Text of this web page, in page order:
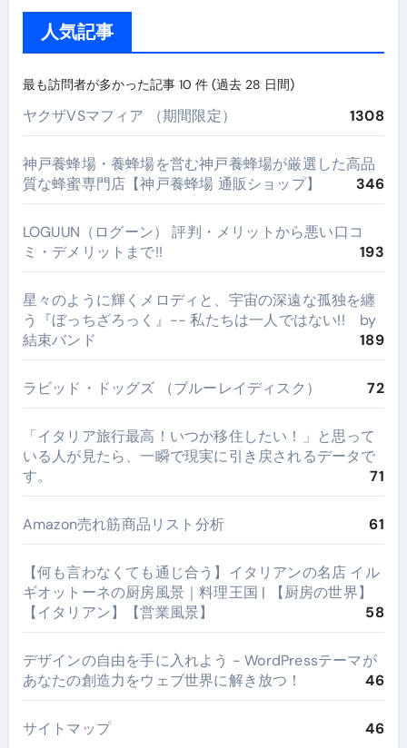
人気記事
最も訪問者が多かった記事 10 件 (過去 28 日間)
ヤクザVSマフィア （期間限定） 1308
神戸養蜂場・養蜂場を営む神戸養蜂場が厳選した高品
質な蜂蜜専門店【神戸養蜂場 通販ショップ】
346
LOGUUN（ログーン） 評判・メリットから悪い口コ
ミ・デメリットまで!!
193
星々のように輝くメロディと、宇宙の深遠な孤独を纏
う『ぼっちざろっく』-- 私たちは一人ではない!! by
結束バンド
189
ラビッド・ドッグズ （ブルーレイディスク） 72
​「イタリア旅行最高！いつか移住したい！」と思って
いる人が見たら、一瞬で現実に引き戻されるデータで
す。
71
Amazon売れ筋商品リスト分析 61
【何も言わなくても通じ合う】イタリアンの名店 イル
ギオットーネの厨房風景｜料理王国 | 【厨房の世界】
【イタリアン】【営業風景】
58
デザインの自由を手に入れよう - WordPressテーマが
あなたの創造力をウェブ世界に解き放つ！
46
サイトマップ 46